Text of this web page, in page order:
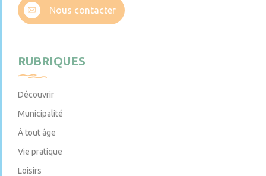
Nous contacter
RUBRIQUES
Découvrir
Municipalité
À tout âge
Vie pratique
Loisirs